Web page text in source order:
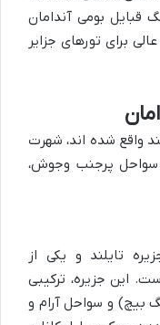
قبایل بومی آندامان
برای تورهای جزایر
واقع شده اند، شهرت
سواحل پرجنب وجوش،
تایلند و یکی از
این جزیره، ترکیبی
بیچ) و سواحل آرام و